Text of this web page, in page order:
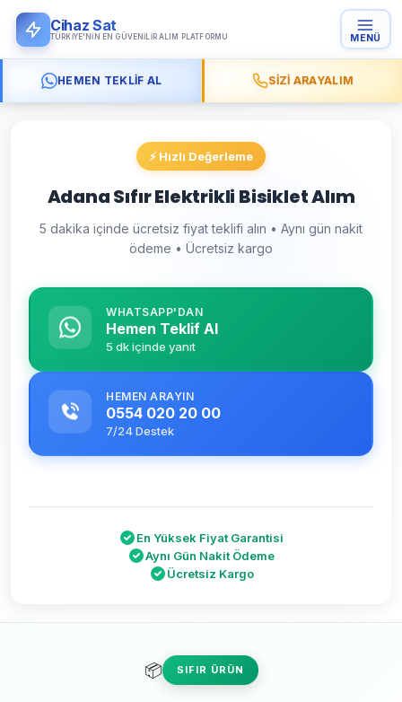
Cihaz Sat
TÜRKIYE'NIN EN GÜVENILIR ALIM PLATFORMU MENÜ
HEMEN TEKLIF AL SIZI ARAYALIM
⚡ Hızlı Değerleme
Adana Sıfır Elektrikli Bisiklet Alım
5 dakika içinde ücretsiz fiyat teklifi alın • Aynı gün nakit
ödeme • Ücretsiz kargo
WHATSAPP'DAN
Hemen Teklif Al
5 dk içinde yanıt
HEMEN ARAYIN
0554 020 20 00
7/24 Destek
En Yüksek Fiyat Garantisi
Aynı Gün Nakit Ödeme
Ücretsiz Kargo
📦 SIFIR ÜRÜN